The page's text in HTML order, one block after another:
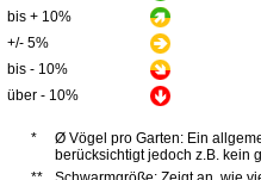
bis + 10%
+/- 5%
bis - 10%
über - 10%
*
Ø Vögel pro Garten: Ein
berücksichtigt jedoch z.B. kein